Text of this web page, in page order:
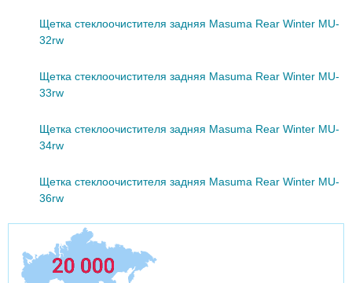
Щетка стеклоочистителя задняя Masuma Rear Winter MU-
32rw
Щетка стеклоочистителя задняя Masuma Rear Winter MU-
33rw
Щетка стеклоочистителя задняя Masuma Rear Winter MU-
34rw
Щетка стеклоочистителя задняя Masuma Rear Winter MU-
36rw